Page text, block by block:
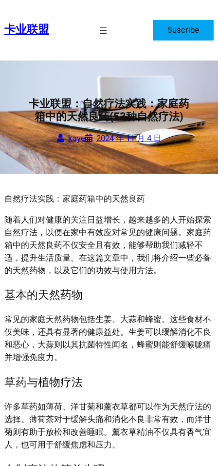
内卡业联盟 Suscribe
卡业联盟：自然疗法实践：家庭药
箱中的天然良药(53种自然疗法)
kaye 2024 年 11 月 4 日
自然疗法实践：家庭药箱中的天然良药
随着人们对健康的关注日益增长，越来越多的人开始探索
自然疗法，以便在家中有效应对常见的健康问题。家庭药
箱中的天然良药不仅安全且有效，能够帮助我们减轻不
适，提升生活质量。在这篇文章中，我们将介绍一些必备
的天然药物，以及它们的功效与使用方法。
基本的天然药物
常见的家庭天然药物包括生姜、大蒜和蜂蜜。这些食材不
仅美味，还具有显著的健康益处。生姜可以缓解消化不良
和恶心，大蒜则以其抗菌特性闻名，蜂蜜则能舒缓喉咙痛
并增强免疫力。
草药与植物疗法
许多草药如薄荷、洋甘菊和薰衣草都可以作为天然疗法的
选择。薄荷茶对于缓解头痛和消化不良非常有效，而洋甘
菊则有助于放松和改善睡眠。薰衣草精油不仅具有香气宜
人，也可用于舒缓焦虑和压力。